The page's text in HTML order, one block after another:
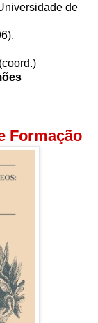
de
Formação